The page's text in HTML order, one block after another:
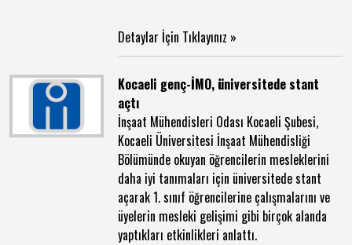
Detaylar İçin Tıklayınız »
Kocaeli genç-İMO, üniversitede stant
açtı
İnşaat Mühendisleri Odası Kocaeli Şubesi,
Kocaeli Üniversitesi İnşaat Mühendisliği
Bölümünde okuyan öğrencilerin mesleklerini
daha iyi tanımaları için üniversitede stant
açarak 1. sınıf öğrencilerine çalışmalarını ve
üyelerin mesleki gelişimi gibi birçok alanda
yaptıkları etkinlikleri anlattı.